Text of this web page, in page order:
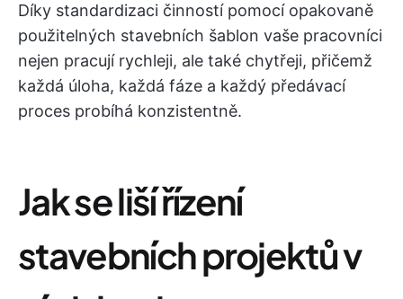
Díky standardizaci činností pomocí opakovaně
použitelných stavebních šablon vaše pracovníci
nejen pracují rychleji, ale také chytřeji, přičemž
každá úloha, každá fáze a každý předávací
proces probíhá konzistentně.
Jak se liší řízení
stavebních projektů v